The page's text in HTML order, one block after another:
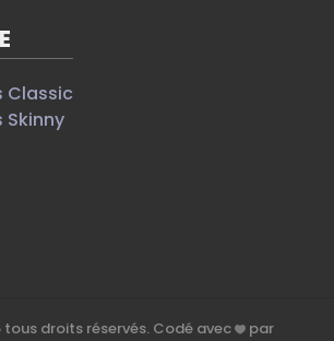
Classic
Skinny
tous droits réservés. Codé avec par